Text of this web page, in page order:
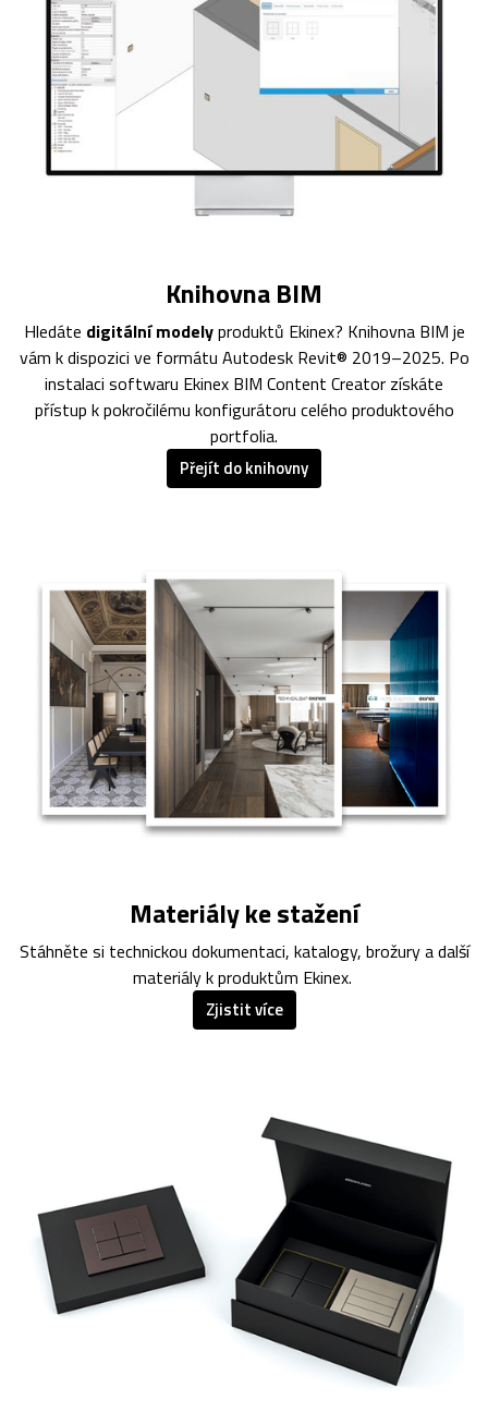
Knihovna BIM
Hledáte digitální modelyproduktů Ekinex? Knihovna BIM je
vám k dispozici ve formátu Autodesk Revit® 2019–2025. Po
instalaci softwaru Ekinex BIM Content Creator získáte
přístup k pokročilému konfigurátoru celého produktového
portfolia.
Přejít do knihovny
Materiály ke stažení
Stáhněte si technickou dokumentaci, katalogy, brožury a další
materiály k produktům Ekinex.
Zjistit více